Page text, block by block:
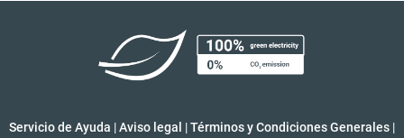
Servicio de Ayuda |Aviso legal |Términos y Condiciones Generales |